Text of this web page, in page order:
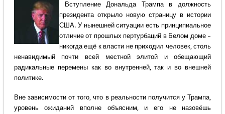
Вступление Дональда Трампа в должность
президента открыло новую страницу в истории
США. У нынешней ситуации есть принципиальное
отличие от прошлых пертурбаций в Белом доме –
никогда ещё к власти не приходил человек, столь
ненавидимый почти всей местной элитой и обещающий
радикальные перемены как во внутренней, так и во внешней
политике.
Вне зависимости от того, что в реальности получится у Трампа,
уровень ожиданий вполне объясним, и его не назовёшь